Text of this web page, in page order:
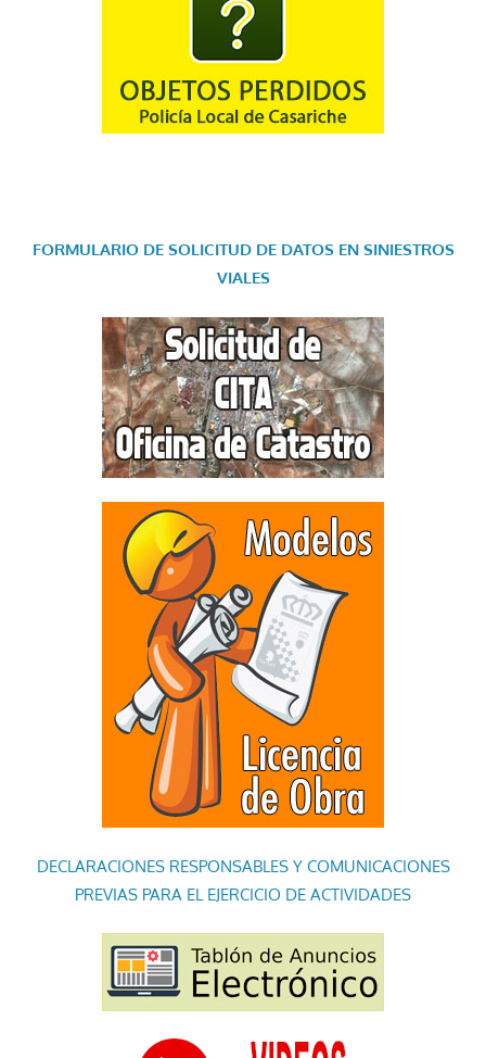
FORMULARIO DE SOLICITUD DE DATOS EN SINIESTROS
VIALES
DECLARACIONES RESPONSABLES Y COMUNICACIONES
PREVIAS PARA EL EJERCICIO DE ACTIVIDADES